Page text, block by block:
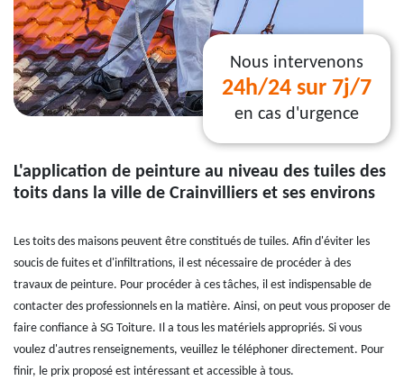
Nous intervenons
24h/24 sur 7j/7
en cas d'urgence
L'application de peinture au niveau des tuiles des
toits dans la ville de Crainvilliers et ses environs
Les toits des maisons peuvent être constitués de tuiles. Afin d'éviter les
soucis de fuites et d'infiltrations, il est nécessaire de procéder à des
travaux de peinture. Pour procéder à ces tâches, il est indispensable de
contacter des professionnels en la matière. Ainsi, on peut vous proposer de
faire confiance à SG Toiture. Il a tous les matériels appropriés. Si vous
voulez d'autres renseignements, veuillez le téléphoner directement. Pour
finir, le prix proposé est intéressant et accessible à tous.